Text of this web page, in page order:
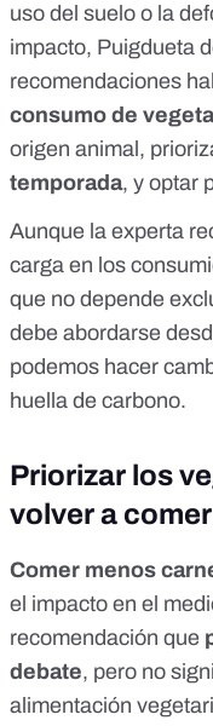
uso del suelo o la
impacto, Puigdueta
recomendaciones
consumo de
origen animal ,
temporada, y optar
Aunque la experta
carga en los
que no depende
debe abordarse
podemos hacer
huella de carbono.
Priorizar los
volver a
Comer menos
el impacto en el
recomendación que
debate, pero no
alimentación